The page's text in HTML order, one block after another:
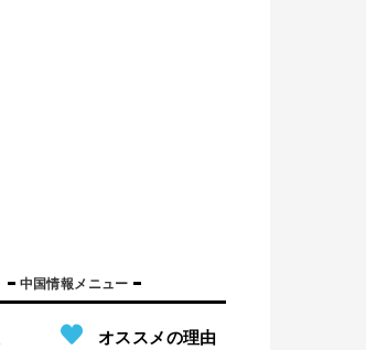
中国情報メニュー
オススメの理由